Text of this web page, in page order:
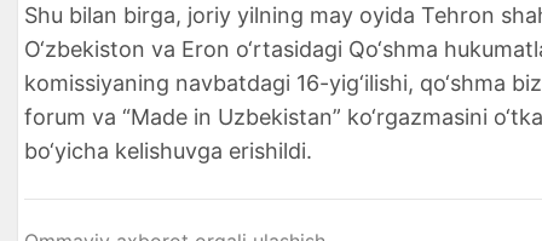
Shu bilan birga, joriy yilning may oyida Tehron
O‘zbekiston va Eron o‘rtasidagi Qo‘shma
komissiyaning navbatdagi 16-yig‘ilishi, qo‘shma
forum va “Made in Uzbekistan” ko‘rgazmasini
bo‘yicha kelishuvga erishildi.